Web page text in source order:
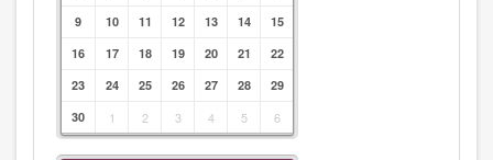
9
10 11 12 13 14
15
16
17 18 19 20 21
22
23
24 25 26 27 28
29
30
1 2 3 4 5 6